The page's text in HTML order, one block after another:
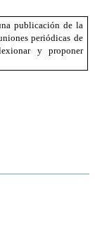
publicación de la
periódicas de
y proponer